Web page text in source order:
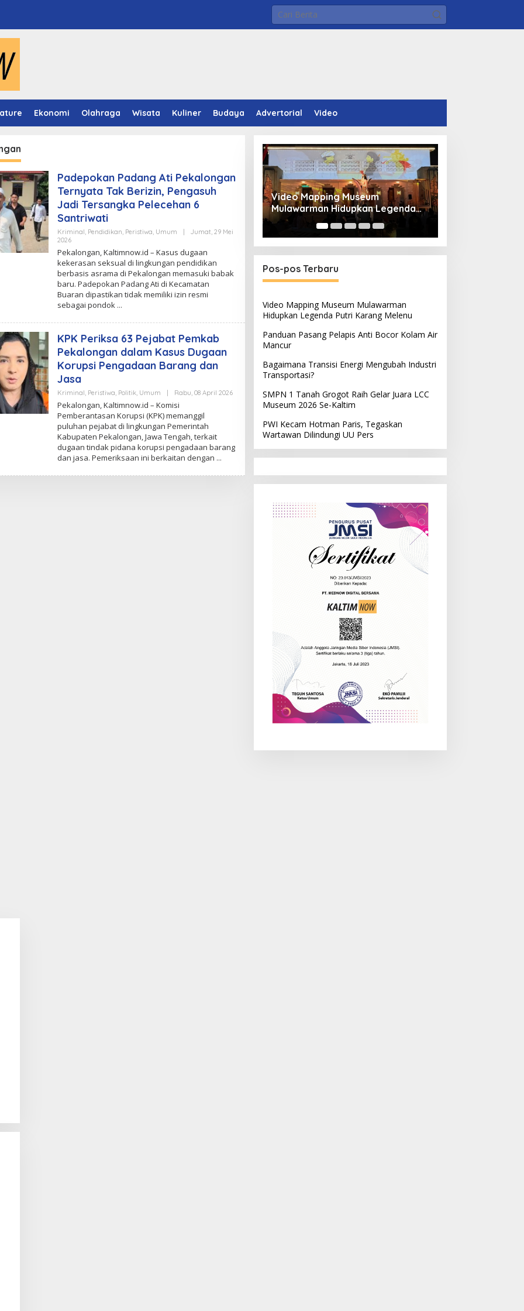
Ekonomi Olahraga Wisata Kuliner Budaya Advertorial Video
Padepokan Padang Ati Pekalongan
Ternyata Tak Berizin, Pengasuh
Jadi Tersangka Pelecehan 6
Santriwati
Kriminal, Pendidikan, Peristiwa, Umum
Jumat, 29 Mei
2026Oleh
Pekalongan, Kaltimnow.id – Kasus dugaan
kekerasan seksual di lingkungan pendidikan
berbasis asrama di Pekalongan memasuki babak
baru. Padepokan Padang Ati di Kecamatan
Buaran dipastikan tidak memiliki izin resmi
sebagai pondok
KPK Periksa 63 Pejabat Pemkab
Pekalongan dalam Kasus Dugaan
Korupsi Pengadaan Barang dan
Jasa
Kriminal, Peristiwa, Politik, Umum Rabu, 08 April 2026Oleh
Kaltimnow
Pekalongan, Kaltimnow.id – Komisi
Pemberantasan Korupsi (KPK) memanggil
puluhan pejabat di lingkungan Pemerintah
Kabupaten Pekalongan, Jawa Tengah, terkait
dugaan tindak pidana korupsi pengadaan barang
dan jasa. Pemeriksaan ini berkaitan dengan
Video Mapping Museum
Mulawarman Hidupkan Legenda
Putri Karang Melenu
Pos-pos Terbaru
Video Mapping Museum Mulawarman
Hidupkan Legenda Putri Karang Melenu
Panduan Pasang Pelapis Anti Bocor Kolam Air
Mancur
Bagaimana Transisi Energi Mengubah Industri
Transportasi?
SMPN 1 Tanah Grogot Raih Gelar Juara LCC
Museum 2026 Se-Kaltim
PWI Kecam Hotman Paris, Tegaskan
Wartawan Dilindungi UU Pers